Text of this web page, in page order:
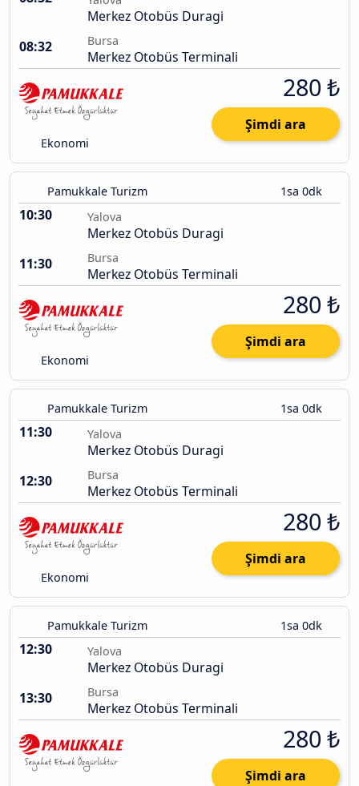
Merkez Otobüs Duragi
08:32
Bursa
Merkez Otobüs Terminali
Ekonomi
280 ₺
Şimdi ara
Pamukkale Turizm 1sa 0dk
10:30 Yalova
Merkez Otobüs Duragi
11:30
Bursa
Merkez Otobüs Terminali
Ekonomi
280 ₺
Şimdi ara
Pamukkale Turizm 1sa 0dk
11:30 Yalova
Merkez Otobüs Duragi
12:30
Bursa
Merkez Otobüs Terminali
Ekonomi
280 ₺
Şimdi ara
Pamukkale Turizm 1sa 0dk
12:30 Yalova
Merkez Otobüs Duragi
13:30
Bursa
Merkez Otobüs Terminali
280 ₺
Şimdi ara